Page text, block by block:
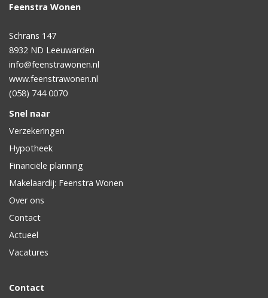
Feenstra Wonen
Schrans 147
8932 ND Leeuwarden
info@feenstrawonen.nl
www.feenstrawonen.nl
(058) 744 0070
Snel naar
Verzekeringen
Hypotheek
Financiële planning
Makelaardij: Feenstra Wonen
Over ons
Contact
Actueel
Vacatures
Contact